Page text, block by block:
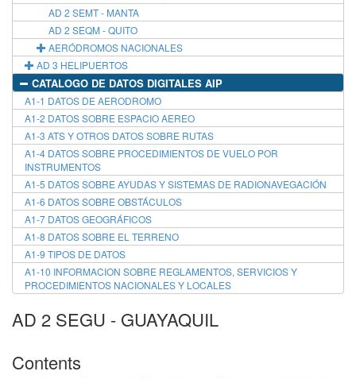
AD 2 SEMT - MANTA
AD 2 SEQM - QUITO
AERÓDROMOS NACIONALES
AD 3 HELIPUERTOS
CATALOGO DE DATOS DIGITALES AIP
A1-1 DATOS DE AERODROMO
A1-2 DATOS SOBRE ESPACIO AEREO
A1-3 ATS Y OTROS DATOS SOBRE RUTAS
A1-4 DATOS SOBRE PROCEDIMIENTOS DE VUELO POR
INSTRUMENTOS
A1-5 DATOS SOBRE AYUDAS Y SISTEMAS DE RADIONAVEGACIÓN
A1-6 DATOS SOBRE OBSTÁCULOS
A1-7 DATOS GEOGRÁFICOS
A1-8 DATOS SOBRE EL TERRENO
A1-9 TIPOS DE DATOS
A1-10 INFORMACION SOBRE REGLAMENTOS, SERVICIOS Y
PROCEDIMIENTOS NACIONALES Y LOCALES
AD 2 SEGU - GUAYAQUIL
Contents